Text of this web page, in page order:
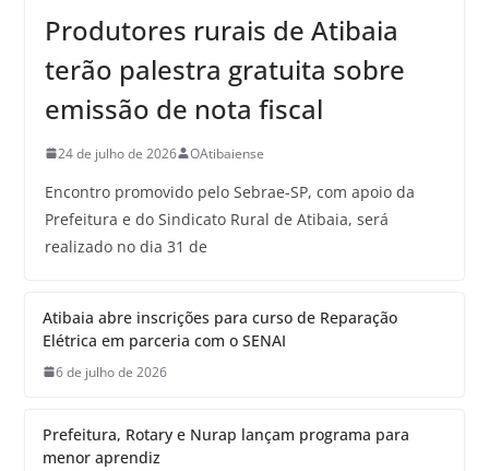
Produtores rurais de Atibaia
terão palestra gratuita sobre
emissão de nota fiscal
24 de julho de 2026 OAtibaiense
Encontro promovido pelo Sebrae-SP, com apoio da
Prefeitura e do Sindicato Rural de Atibaia, será
realizado no dia 31 de
Atibaia abre inscrições para curso de Reparação
Elétrica em parceria com o SENAI
6 de julho de 2026
Prefeitura, Rotary e Nurap lançam programa para
menor aprendiz